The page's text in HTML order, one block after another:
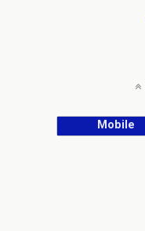
Mobile